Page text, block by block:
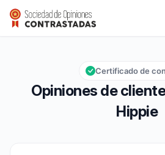
Tienda Hippie
Calificación global: 9,4 de 10
9,4/10
Opiniones de
Hippie
Certificado de